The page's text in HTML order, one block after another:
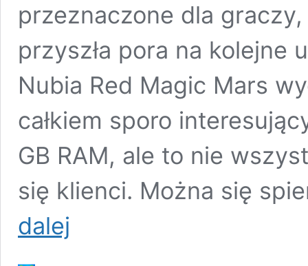
przeznaczone dla graczy,
przyszła pora na kolejne
Nubia Red Magic Mars
całkiem sporo
GB RAM, ale to nie
się klienci. Można się
dalej